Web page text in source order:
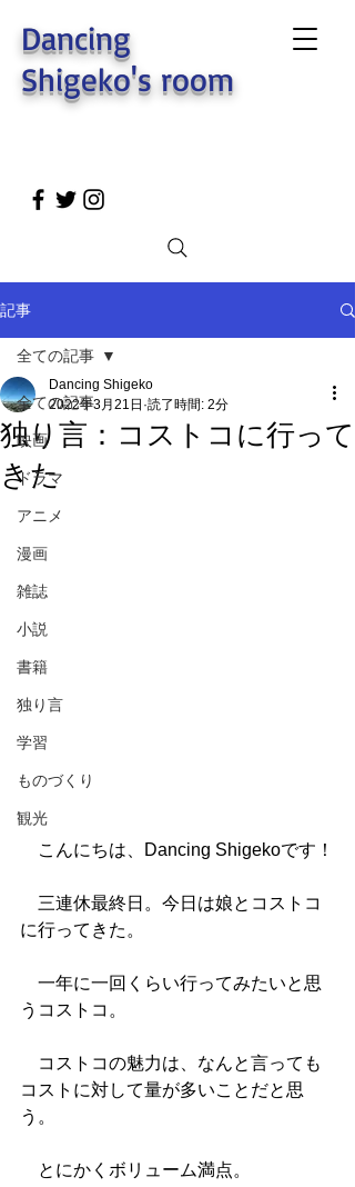
Dancing
Shigeko's room
記事
全ての記事
映画
ドラマ
アニメ
漫画
雑誌
小説
書籍
独り言
学習
ものづくり
観光
全ての記事
独り言：コストコに行って
きた
Dancing Shigeko
2022年3月21日 読了時間: 2分
こんにちは、Dancing Shigekoです！
三連休最終日。今日は娘とコストコ
に行ってきた。
一年に一回くらい行ってみたいと思
うコストコ。
コストコの魅力は、なんと言っても
コストに対して量が多いことだと思
う。
とにかくボリューム満点。